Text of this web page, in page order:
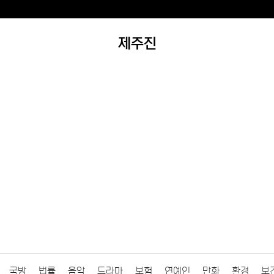
제주진
국방 법률 음악 드라마 보험 연예인 만화 환경 보